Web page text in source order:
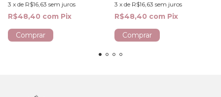
3 x de R$16,63 sem juros
R$48,40 com Pix
3 x de R$16,63 sem juros
R$48,40 com Pix